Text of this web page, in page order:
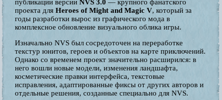
публикации версии NVS 3.0 — крупного фанатского
проекта для Heroes of Might and Magic V, который за
годы разработки вырос из графического мода в
комплексное обновление визуального облика игры.
Изначально NVS был сосредоточен на переработке
текстур юнитов, героев и объектов на карте приключений.
Однако со временем проект значительно расширился: в
него вошли новые модели, изменения ландшафта,
косметические правки интерфейса, текстовые
исправления, адаптированные фиксы от других авторов и
отдельные решения, созданные специально для NVS.